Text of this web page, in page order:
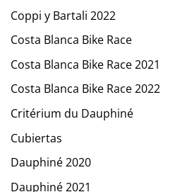
Coppi y Bartali 2022
Costa Blanca Bike Race
Costa Blanca Bike Race 2021
Costa Blanca Bike Race 2022
Critérium du Dauphiné
Cubiertas
Dauphiné 2020
Dauphiné 2021